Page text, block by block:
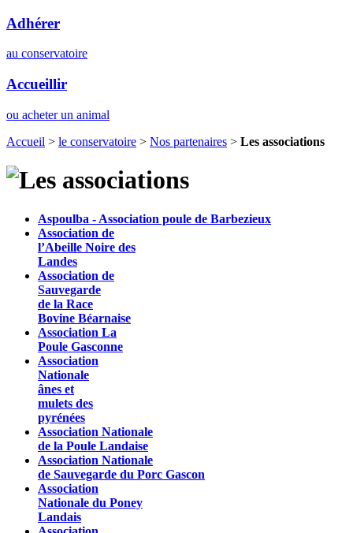
Adhérer
au conservatoire
Accueillir
ou acheter un animal
Accueil > le conservatoire > Nos partenaires > Les associations
Aspoulba - Association poule de Barbezieux
Association de
l’Abeille Noire des
Landes
Association de
Sauvegarde
de la Race
Bovine Béarnaise
Association La
Poule Gasconne
Association
Nationale
ânes et
mulets des
pyrénées
Association Nationale
de la Poule Landaise
Association Nationale
de Sauvegarde du Porc Gascon
Association
Nationale du Poney
Landais